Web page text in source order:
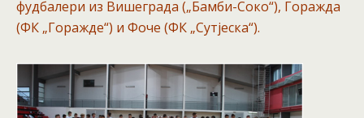
фудбалери из Вишеграда („Бамби-Соко“), Горажда
(ФК „Горажде“) и Фоче (ФК „Сутјеска“).